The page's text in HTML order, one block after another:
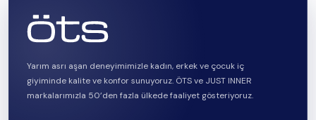
Yarım asrı aşan deneyimimizle kadın, erkek ve çocuk iç
giyiminde kalite ve konfor sunuyoruz. ÖTS ve JUST INNER
markalarımızla 50’den fazla ülkede faaliyet gösteriyoruz.